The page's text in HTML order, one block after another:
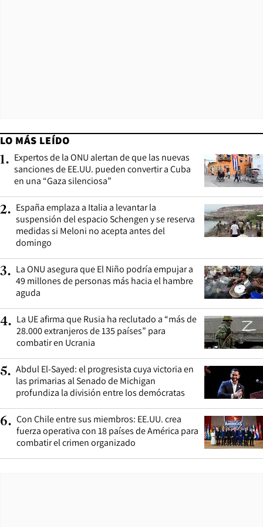
LO MÁS LEÍDO
1. Expertos de la ONU alertan de que las nuevas
sanciones de EE.UU. pueden convertir a Cuba
en una “Gaza silenciosa”
2. España emplaza a Italia a levantar la
suspensión del espacio Schengen y se reserva
medidas si Meloni no acepta antes del
domingo
3. La ONU asegura que El Niño podría empujar a
49 millones de personas más hacia el hambre
aguda
4. La UE afirma que Rusia ha reclutado a “más de
28.000 extranjeros de 135 países” para
combatir en Ucrania
5. Abdul El-Sayed: el progresista cuya victoria en
las primarias al Senado de Michigan
profundiza la división entre los demócratas
6. Con Chile entre sus miembros: EE.UU. crea
fuerza operativa con 18 países de América para
combatir el crimen organizado